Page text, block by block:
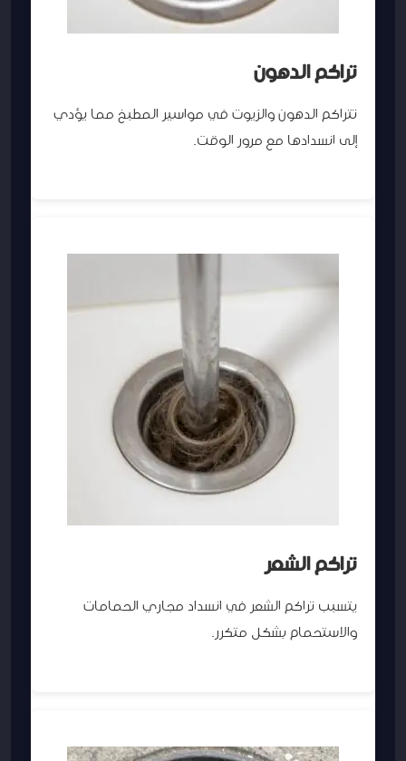
تراكم الدهون
تتراكم الدهون والزيوت في مواسير المطبخ مما يؤدي
إلى انسدادها مع مرور الوقت.
تراكم الشعر
يتسبب تراكم الشعر في انسداد مجاري الحمامات
والاستحمام بشكل متكرر.